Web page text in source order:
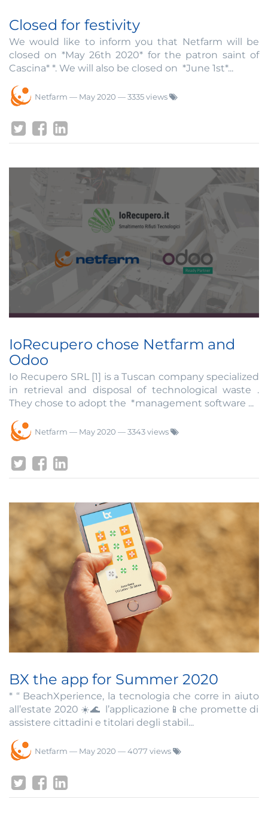
Closed for festivity
We would like to inform you that Netfarm will be
closed on *May 26th 2020* for the patron saint of
Cascina* *. We will also be closed on *June 1st*...
Netfarm — May 2020 — 3335 views
IoRecupero chose Netfarm and
Odoo
Io Recupero SRL [1] is a Tuscan company specialized
in retrieval and disposal of technological waste .
They chose to adopt the *management software ...
Netfarm — May 2020 — 3343 views
BX the app for Summer 2020
* “ BeachXperience, la tecnologia che corre in aiuto
all’estate 2020 ☀️🌊 l’applicazione📱che promette di
assistere cittadini e titolari degli stabil...
Netfarm — May 2020 — 4077 views